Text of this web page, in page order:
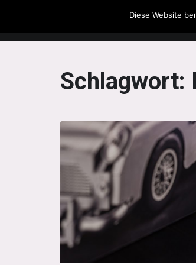
The Howling
Schlagwort:
Diese Website